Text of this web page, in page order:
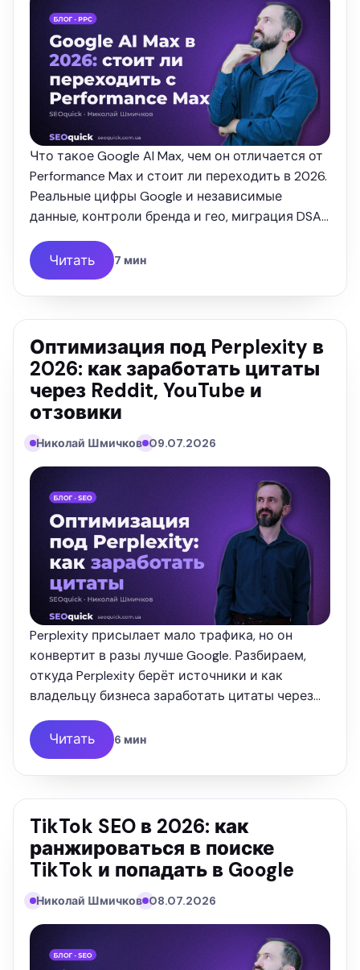
Что такое Google AI Max, чем он отличается от
Performance Max и стоит ли переходить в 2026.
Реальные цифры Google и независимые
данные, контроли бренда и гео, миграция DSA.
Разбор от SEOquick.
Читать 7 мин
Оптимизация под Perplexity в
2026: как заработать цитаты
через Reddit, YouTube и
отзовики
Николай Шмичков 09.07.2026
Perplexity присылает мало трафика, но он
конвертит в разы лучше Google. Разбираем,
откуда Perplexity берёт источники и как
владельцу бизнеса заработать цитаты через
Читать 6 мин
TikTok SEO в 2026: как
ранжироваться в поиске
TikTok и попадать в Google
Николай Шмичков 08.07.2026